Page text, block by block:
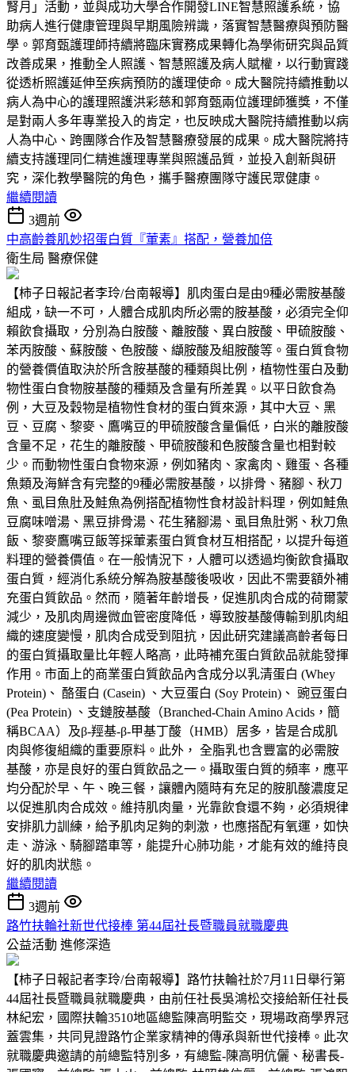
腎月」活動，並與成功大學合作開發LINE智慧照護系統，協
助病人進行健康管理與早期風險辨識，落實智慧醫療與預防醫
學。郭育甄護理師持續將臨床實務成果轉化為學術研究與品質
改善成果，推動全人照護、智慧照護及病人賦權，以行動實踐
從透析照護延伸至疾病預防的護理使命。成大醫院持續推動以
病人為中心的護理照護洪彩慈和郭育甄兩位護理師獲獎，不僅
是對兩人多年專業投入的肯定，也反映成大醫院持續推動以病
人為中心、跨團隊合作及智慧醫療發展的成果。成大醫院將持
續支持護理同仁精進護理專業與照護品質，並投入創新與研
究，深化教學醫院的角色，攜手醫療團隊守護民眾健康。
繼續閱讀
3週前
中高齡養肌妙招蛋白質『葷素』搭配，營養加倍
衛生局 醫療保健
【柿子日報記者李玲/台南報導】肌肉蛋白是由9種必需胺基酸
組成，缺一不可，人體合成肌肉所必需的胺基酸，必須完全仰
賴飲食攝取，分別為白胺酸、離胺酸、異白胺酸、甲硫胺酸、
苯丙胺酸、蘇胺酸、色胺酸、纈胺酸及組胺酸等。蛋白質食物
的營養價值取決於所含胺基酸的種類與比例，植物性蛋白及動
物性蛋白食物胺基酸的種類及含量有所差異。以平日飲食為
例，大豆及穀物是植物性食材的蛋白質來源，其中大豆、黑
豆、豆腐、黎麥、鷹嘴豆的甲硫胺酸含量偏低，白米的離胺酸
含量不足，花生的離胺酸、甲硫胺酸和色胺酸含量也相對較
少。而動物性蛋白食物來源，例如豬肉、家禽肉、雞蛋、各種
魚類及海鮮含有完整的9種必需胺基酸，以排骨、豬腳、秋刀
魚、虱目魚肚及鮭魚為例搭配植物性食材設計料理，例如鮭魚
豆腐味噌湯、黑豆排骨湯、花生豬腳湯、虱目魚肚粥、秋刀魚
飯、黎麥鷹嘴豆飯等採葷素蛋白質食材互相搭配，以提升每道
料理的營養價值。在一般情況下，人體可以透過均衡飲食攝取
蛋白質，經消化系統分解為胺基酸後吸收，因此不需要額外補
充蛋白質飲品。然而，隨著年齡增長，促進肌肉合成的荷爾蒙
減少，及肌肉周邊微血管密度降低，導致胺基酸傳輸到肌肉組
織的速度變慢，肌肉合成受到阻抗，因此研究建議高齡者每日
的蛋白質攝取量比年輕人略高，此時補充蛋白質飲品就能發揮
作用。市面上的商業蛋白質飲品內含成分以乳清蛋白 (Whey
Protein)、 酪蛋白 (Casein) 、大豆蛋白 (Soy Protein)、 豌豆蛋白
(Pea Protein) 、支鏈胺基酸（Branched-Chain Amino Acids，簡
稱BCAA）及β-羥基-β-甲基丁酸（HMB）居多，皆是合成肌
肉與修復組織的重要原料。此外， 全脂乳也含豐富的必需胺
基酸，亦是良好的蛋白質飲品之一。攝取蛋白質的頻率，應平
均分配於早、午、晚三餐，讓體內隨時有充足的胺肌酸濃度足
以促進肌肉合成效。維持肌肉量，光靠飲食還不夠，必須規律
安排肌力訓練，給予肌肉足夠的刺激，也應搭配有氧運，如快
走、游泳、騎腳踏車等，能提升心肺功能，才能有效的維持良
好的肌肉狀態。
繼續閱讀
3週前
路竹扶輪社新世代接棒 第44屆社長暨職員就職慶典
公益活動 進修深造
【柿子日報記者李玲/台南報導】路竹扶輪社於7月11日舉行第
44屆社長暨職員就職慶典，由前任社長吳鴻松交接給新任社長
林紀宏，國際扶輪3510地區總監陳高明監交，現場政商學界冠
蓋雲集，共同見證路竹企業家精神的傳承與新世代接棒。此次
就職慶典邀請的前總監特別多，有總監-陳高明伉儷、秘書長-